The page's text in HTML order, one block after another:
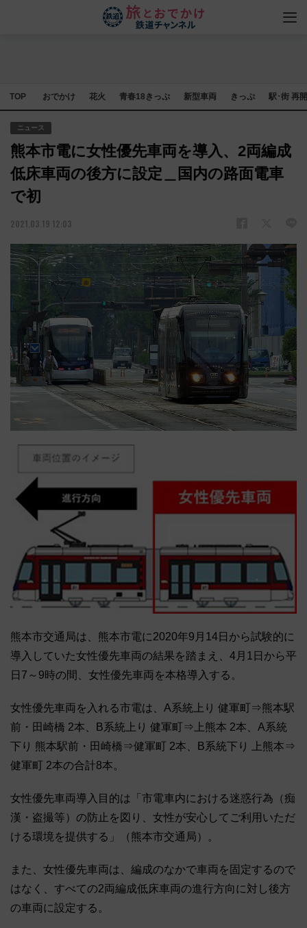
TOP おでかけ 花火 青春18きっぷ 新型車両 きっぷ 駅･街 再
ニュース
熊本市電に女性優先車両を導入、2両編成
低床車両の後方に設定＿国内の路面電車
で初
2021.03.19 12:03
熊本市交通局は、熊本市電に2020年9月14日から試験的に
導入していた女性優先車両の結果を踏まえ、4月1日から平
日7～9時の間、女性優先車両を本格導入する。
女性優先車両を入れる市電は、A系統上り 健軍町⇒熊本駅
前・田崎橋 2本、B系統上り 健軍町⇒上熊本 2本、A系統
下り 熊本駅前・田崎橋⇒健軍町 2本、B系統下り 上熊本⇒
健軍町 2本の合計8本。
女性優先車両導入目的は「市電車内における迷惑行為（痴
漢・盗撮等）の防止を図り、女性が安心してご利用いただ
ける環境を提供する」（熊本市交通局）。
また、女性優先車両は、編成のなかで車両を固定するので
はなく、すべての2両編成低床車両の進行方向に対し後方
の車両に設定する。